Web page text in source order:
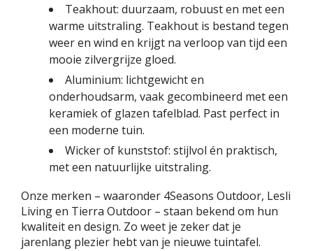
Teakhout: duurzaam, robuust en met een
warme uitstraling. Teakhout is bestand tegen
weer en wind en krijgt na verloop van tijd een
mooie zilvergrijze gloed.
Aluminium: lichtgewicht en
onderhoudsarm, vaak gecombineerd met een
keramiek of glazen tafelblad. Past perfect in
een moderne tuin.
Wicker of kunststof: stijlvol én praktisch,
met een natuurlijke uitstraling.
Onze merken – waaronder 4Seasons Outdoor, Lesli
Living en Tierra Outdoor – staan bekend om hun
kwaliteit en design. Zo weet je zeker dat je
jarenlang plezier hebt van je nieuwe tuintafel.